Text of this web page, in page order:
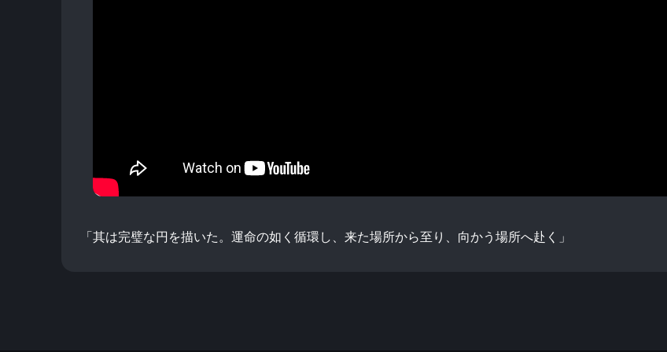
「其は完璧な円を描いた。運命の如く循環し、来た場所から至り、向かう場所へ赴く」